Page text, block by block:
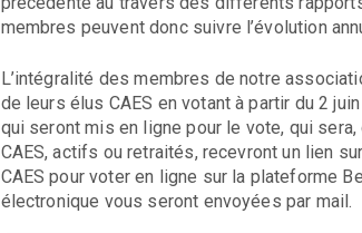
membres peuvent donc suivre l’évolution
L’intégralité des membres de notre
de leurs élus CAES en votant à partir du 2
qui seront mis en ligne pour le vote, qui
CAES, actifs ou retraités, recevront un lien
CAES pour voter en ligne sur la plateforme
électronique vous seront envoyées par mail.